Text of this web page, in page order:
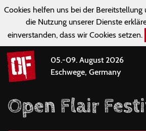
Cookies helfen uns bei der Bereitstellung
die Nutzung unserer Dienste
einverstanden, dass wir Cookies setzen.
05.-09. August 2026
Eschwege, Germany
Open Flair